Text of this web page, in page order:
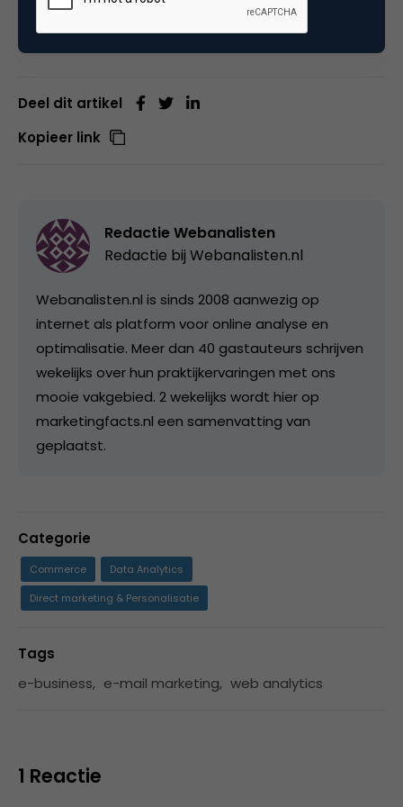
er 2 uit en voer er 1 door. Succes!
Deel dit artikel
Kopieer link
Redactie Webanalisten
Redactie bij Webanalisten.nl
Webanalisten.nl is sinds 2008 aanwezig op
internet als platform voor online analyse en
optimalisatie. Meer dan 40 gastauteurs schrijven
wekelijks over hun praktijkervaringen met ons
mooie vakgebied. 2 wekelijks wordt hier op
marketingfacts.nl een samenvatting van
geplaatst.
Categorie
Commerce
Data Analytics
Direct marketing & Personalisatie
Tags
e-business, e-mail marketing, web analytics
1 Reactie